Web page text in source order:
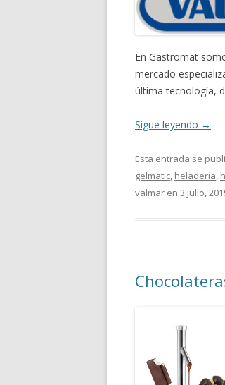
En Gastromat
mercado
última tecnología,
Sigue leyendo →
Esta entrada se
gelmatic, heladería,
valmar en 3 julio,